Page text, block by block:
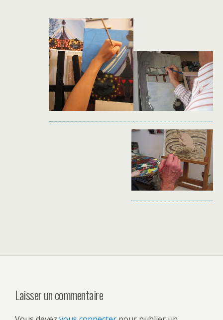
Laisser un commentaire